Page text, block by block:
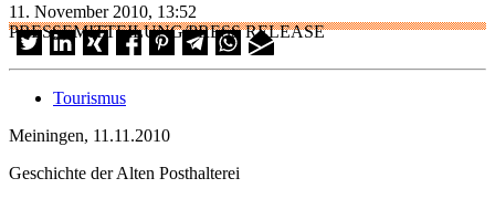
11. November 2010, 13:52
PRESSEMITTEILUNG/PRESS RELEASE
Tourismus
Meiningen, 11.11.2010
Geschichte der Alten Posthalterei